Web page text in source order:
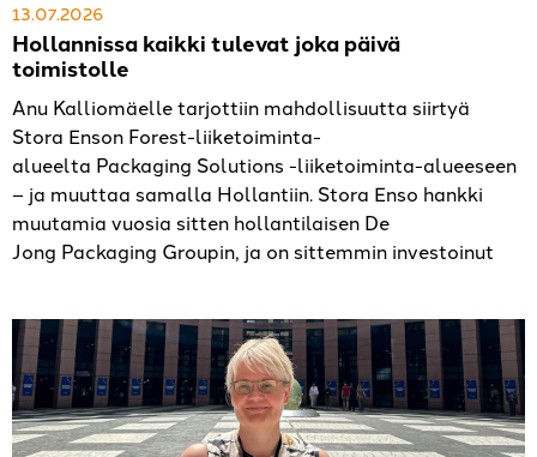
Hollannissa kaikki tulevat joka päivä
toimistolle
13.07.2026
Anu Kalliomäelle tarjottiin mahdollisuutta siirtyä
Stora Enson Forest-liiketoiminta-
alueelta Packaging Solutions -liiketoiminta-alueeseen
– ja muuttaa samalla Hollantiin. Stora Enso hankki
muutamia vuosia sitten hollantilaisen De
Jong Packaging Groupin, ja on sittemmin investoinut